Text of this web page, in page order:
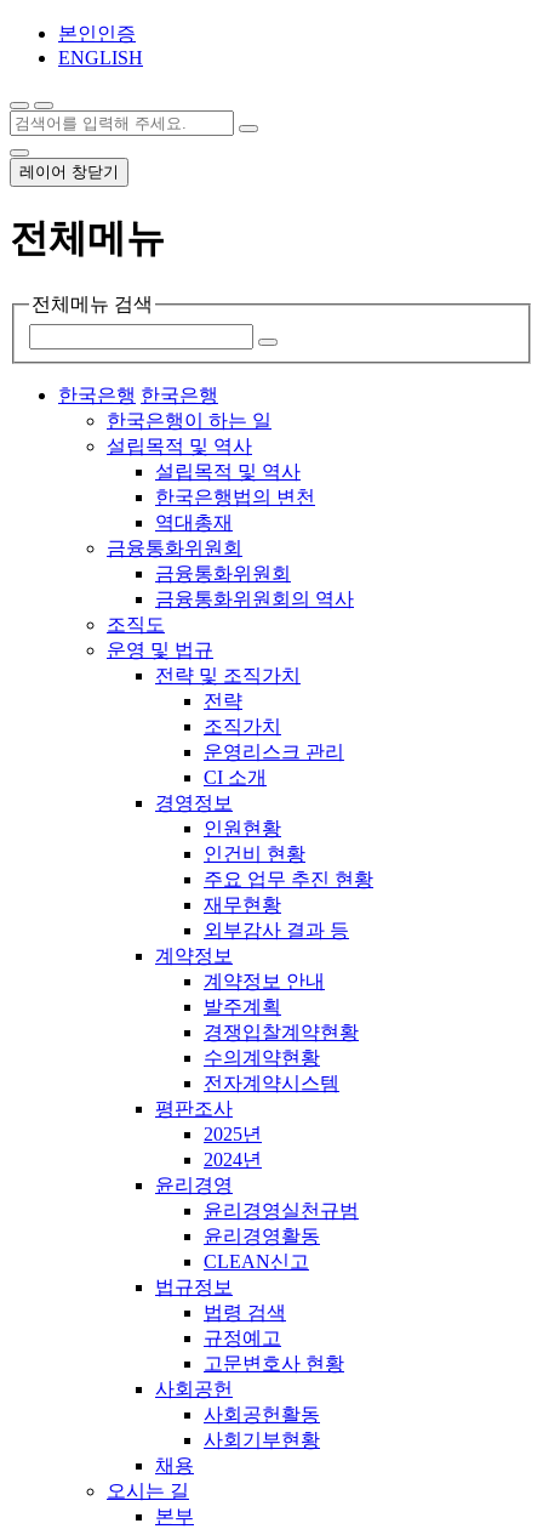
본인인증
ENGLISH
레이어 창닫기
전체메뉴
전체메뉴 검색
한국은행 한국은행
한국은행이 하는 일
설립목적 및 역사
설립목적 및 역사
한국은행법의 변천
역대총재
금융통화위원회
금융통화위원회
금융통화위원회의 역사
조직도
운영 및 법규
전략 및 조직가치
전략
조직가치
운영리스크 관리
CI 소개
경영정보
인원현황
인건비 현황
주요 업무 추진 현황
재무현황
외부감사 결과 등
계약정보
계약정보 안내
발주계획
경쟁입찰계약현황
수의계약현황
전자계약시스템
평판조사
2025년
2024년
윤리경영
윤리경영실천규범
윤리경영활동
CLEAN신고
법규정보
법령 검색
규정예고
고문변호사 현황
사회공헌
사회공헌활동
사회기부현황
채용
오시는 길
본부